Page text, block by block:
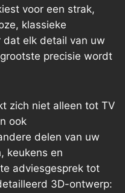
voor een strak,
klassieke
dat elk detail van uw
precisie wordt
zich niet alleen tot TV
ook
delen van uw
keukens en
adviesgesprek tot
3D-ontwerp: